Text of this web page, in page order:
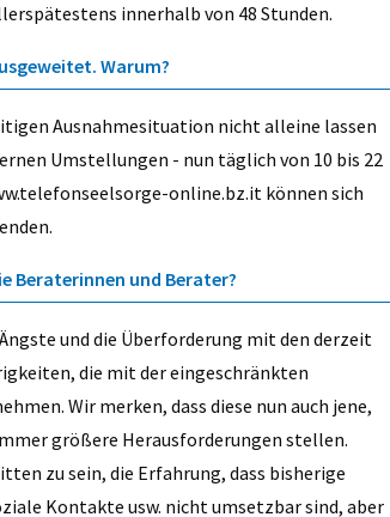
innerhalb von 48 Stunden.
Warum?
Ausnahmesituation nicht alleine lassen
Umstellungen - nun täglich von 10 bis 22
online.bz.it können sich
Beraterinnen und Berater?
und die Überforderung mit den derzeit
die mit der eingeschränkten
Wir merken, dass diese nun auch jene,
größere Herausforderungen stellen.
zu sein, die Erfahrung, dass bisherige
Kontakte usw. nicht umsetzbar sind, aber